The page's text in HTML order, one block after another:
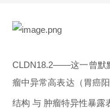
CLDN18.2——这一曾默
瘤中异常高表达（胃癌
结构 与 肿瘤特异性暴露